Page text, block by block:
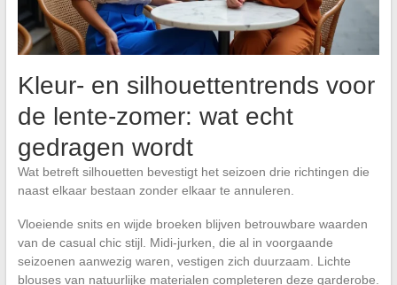
Kleur- en silhouettentrends voor
de lente-zomer: wat echt
gedragen wordt
Wat betreft silhouetten bevestigt het seizoen drie richtingen die
naast elkaar bestaan zonder elkaar te annuleren.
Vloeiende snits en wijde broeken blijven betrouwbare waarden
van de casual chic stijl. Midi-jurken, die al in voorgaande
seizoenen aanwezig waren, vestigen zich duurzaam. Lichte
blouses van natuurlijke materialen completeren deze garderobe.